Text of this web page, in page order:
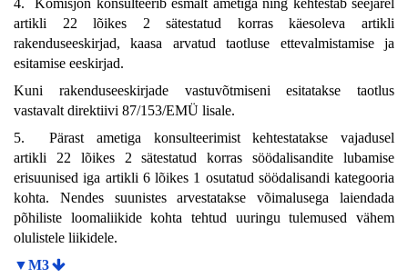
artikli 22 lõikes 2 sätestatud korras käesoleva artikli
rakenduseeskirjad, kaasa arvatud taotluse ettevalmistamise ja
esitamise eeskirjad.
Kuni rakenduseeskirjade vastuvõtmiseni esitatakse taotlus
vastavalt direktiivi 87/153/EMÜ lisale.
5. Pärast ametiga konsulteerimist kehtestatakse vajadusel
artikli 22 lõikes 2 sätestatud korras söödalisandite lubamise
erisuunised iga artikli 6 lõikes 1 osutatud söödalisandi kategooria
kohta. Nendes suunistes arvestatakse võimalusega laiendada
põhiliste loomaliikide kohta tehtud uuringu tulemused vähem
olulistele liikidele.
▼M3